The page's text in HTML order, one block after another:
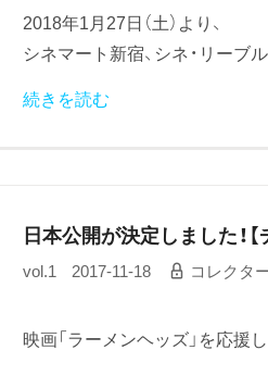
2018年1月27日（土）より、
シネマート新宿、シネ・リーブ
続きを読む
日本公開が決定しました！
vol.1 2017-11-18 コレクタ
映画「ラーメンヘッズ」を応援